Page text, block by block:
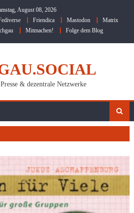
August 08, 2026
Friendica Mastodon
Matrix
Mitmachen! Folge dem Blog
& dezentrale Netzwerke